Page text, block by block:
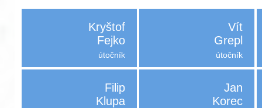
Kryštof
Fejko
útočník
Vít
Grepl
útočník
Filip
Klupa
Jan
Korec